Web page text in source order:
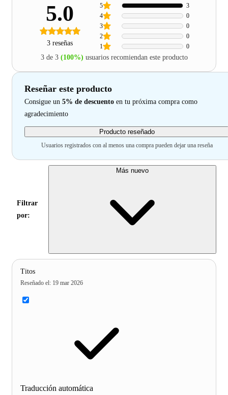
5.0
3 reseñas 1 0
2 0
3 0
4 0
5 3
3 de 3 (100%) usuarios recomiendan este producto
Reseñar este producto
Consigue un 5% de descuento en tu próxima compra como
agradecimiento
Producto reseñado
Usuarios registrados con al menos una compra pueden dejar una reseña
Filtrar
por:
Más nuevo
Titos
Reseñado el: 19 mar 2026
Traducción automática